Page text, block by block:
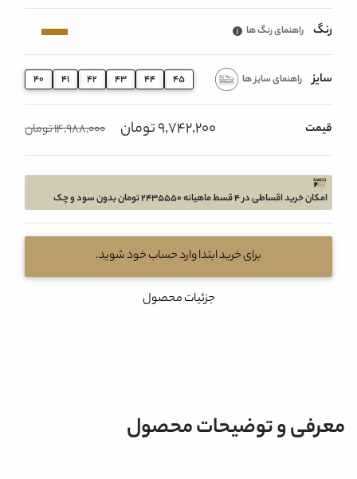
رنگ راهنمای رنگ ها
سایز راهنمای سایز ها 40 42 43 44 45
قیمت 9,742,200 تومان 14,988,000 تومان
امکان خرید اقساطی در 4 قسط ماهیانه 2435550 تومان بدون سود و چک
برای خرید ابتدا وارد حساب خود شوید.
جزئیات محصول
معرفی و توضیحات محصول